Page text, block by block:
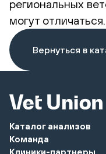
региональных
могут отличаться.
Вернуться в
Каталог анализов
Команда
Клиники-партнеры